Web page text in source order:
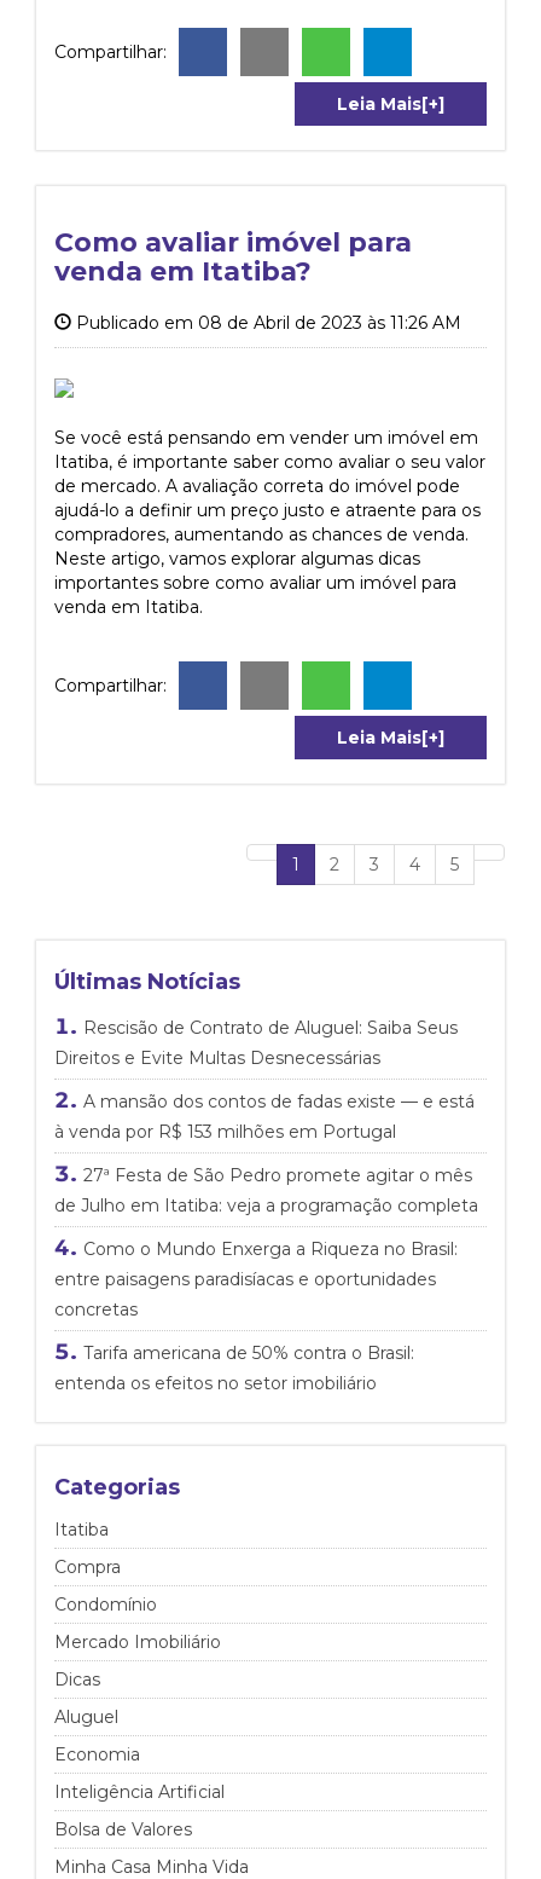
Compartilhar:
Leia Mais[+]
Como avaliar imóvel para
venda em Itatiba?
Publicado em 08 de Abril de 2023 às 11:26 AM
Se você está pensando em vender um imóvel em
Itatiba, é importante saber como avaliar o seu valor
de mercado. A avaliação correta do imóvel pode
ajudá-lo a definir um preço justo e atraente para os
compradores, aumentando as chances de venda.
Neste artigo, vamos explorar algumas dicas
importantes sobre como avaliar um imóvel para
venda em Itatiba.
Compartilhar:
Leia Mais[+]
Previous
1 (current)
2 3 4 5 Next
Últimas Notícias
Rescisão de Contrato de Aluguel: Saiba Seus
Direitos e Evite Multas Desnecessárias
A mansão dos contos de fadas existe — e está
à venda por R$ 153 milhões em Portugal
27ª Festa de São Pedro promete agitar o mês
de Julho em Itatiba: veja a programação completa
Como o Mundo Enxerga a Riqueza no Brasil:
entre paisagens paradisíacas e oportunidades
concretas
Tarifa americana de 50% contra o Brasil:
entenda os efeitos no setor imobiliário
Categorias
Itatiba
Compra
Condomínio
Mercado Imobiliário
Dicas
Aluguel
Economia
Inteligência Artificial
Bolsa de Valores
Minha Casa Minha Vida